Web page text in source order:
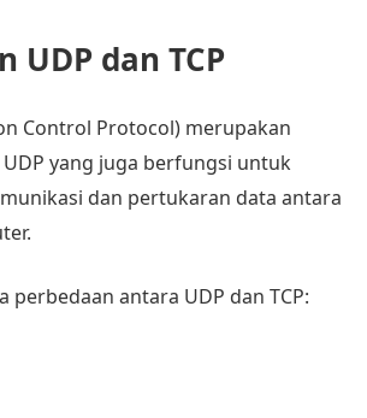
UDP dan TCP
Control Protocol) merupakan
yang juga berfungsi untuk
dan pertukaran data antara
perbedaan antara UDP dan TCP: